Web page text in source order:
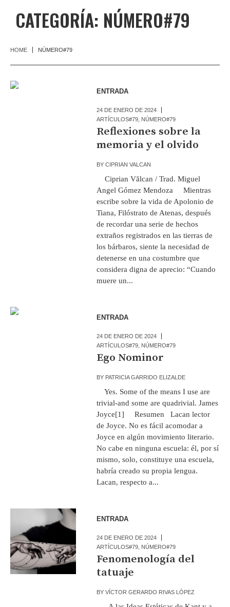
CATEGORÍA: NÚMERO#79
HOME NÚMERO#79
ENTRADA
24 DE ENERO DE 2024
ARTÍCULOS#79 NÚMERO#79
Reflexiones sobre la
memoria y el olvido
BYCIPRIAN VALCAN
Ciprian Vălcan / Trad. Miguel
Angel Gómez Mendoza Mientras
escribe sobre la vida de Apolonio de
Tiana, Filóstrato de Atenas, después
de recordar una serie de hechos
extraños registrados en las tierras de
los bárbaros, siente la necesidad de
detenerse en una costumbre que
considera digna de aprecio: “Cuando
muere un...
ENTRADA
24 DE ENERO DE 2024
ARTÍCULOS#79 NÚMERO#79
Ego Nominor
BY PATRICIA GARRIDO ELIZALDE
Yes. Some of the means I use are
trivial-and some are quadrivial. James
Joyce[1] Resumen Lacan lector
de Joyce. No es fácil acomodar a
Joyce en algún movimiento literario.
No cabe en ninguna escuela: él, por sí
mismo, solo, constituye una escuela,
habría creado su propia lengua.
Lacan, respecto a...
ENTRADA
24 DE ENERO DE 2024
ARTÍCULOS#79 NÚMERO#79
Fenomenología del
tatuaje
BYVÍCTOR GERARDO RIVAS LÓPEZ